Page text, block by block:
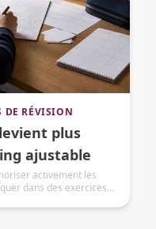
DE RÉVISION
plus
ajustable
activement les
dans des exercices